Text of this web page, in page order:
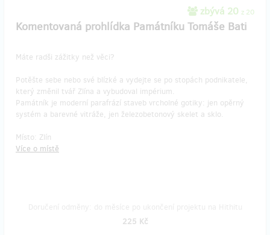
zbývá 20 z 20
Komentovaná prohlídka Památníku Tomáše Bati
Máte radši zážitky než věci?
Potěšte sebe nebo své blízké a vydejte se po stopách podnikatele,
který změnil tvář Zlína a vybudoval impérium.
Památník je moderní parafrází staveb vrcholné gotiky: jen opěrný
systém a barevné vitráže, jen železobetonový skelet a sklo.
Místo: Zlín
Více o místě
225 Kč